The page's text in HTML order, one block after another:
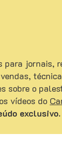
para jornais,
sobre o
vídeos do
exclusivo.